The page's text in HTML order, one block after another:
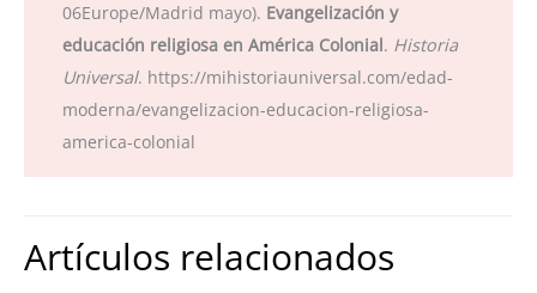
06Europe/Madrid mayo). Evangelización y
educación religiosa en América Colonial. Historia
Universal. https://mihistoriauniversal.com/edad-
moderna/evangelizacion-educacion-religiosa-
america-colonial
Artículos relacionados